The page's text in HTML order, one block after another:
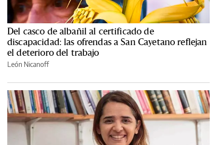
Del casco de albañil al certificado de
discapacidad: las ofrendas a San Cayetano reflejan
el deterioro del trabajo
León Nicanoff